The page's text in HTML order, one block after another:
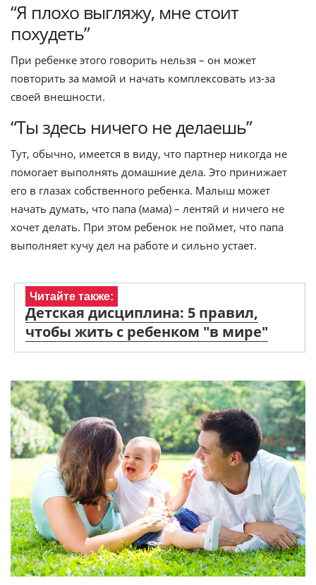
“Я плохо выгляжу, мне стоит
похудеть”
При ребенке этого говорить нельзя – он может
повторить за мамой и начать комплекcовать из-за
своей внешности.
“Ты здесь ничего не делаешь”
Тут, обычно, имеется в виду, что партнер никогда не
помогает выполнять домашние дела. Это принижает
его в глазах собственного ребенка. Малыш может
начать думать, что папа (мама) – лентяй и ничего не
хочет делать. При этом ребенок не поймет, что папа
выполняет кучу дел на работе и сильно устает.
Читайте также:
Детская дисциплина: 5 правил,
чтобы жить с ребенком "в мире"